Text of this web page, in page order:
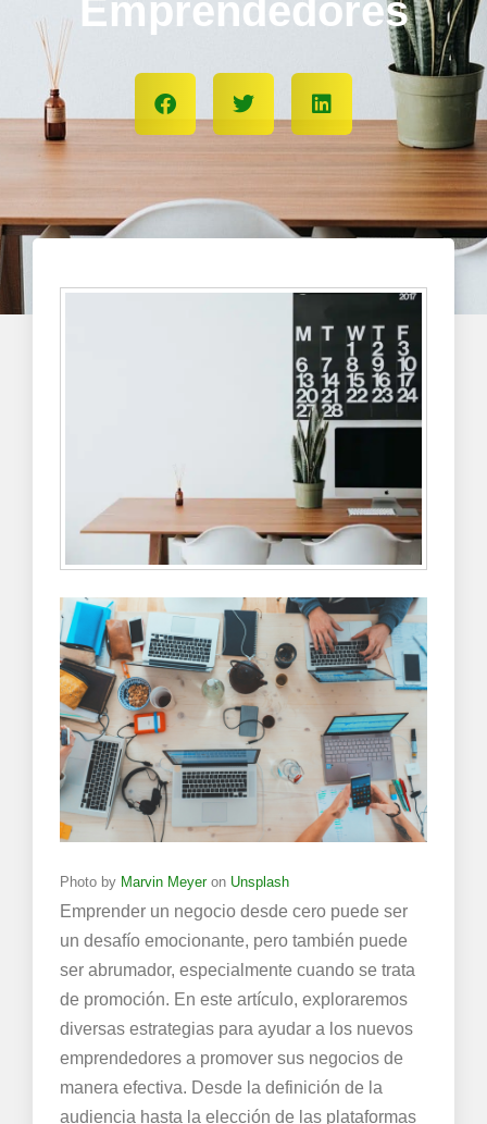
Emprendedores
Photo by Marvin Meyeron Unsplash
Emprender un negocio desde cero puede ser
un desafío emocionante, pero también puede
ser abrumador, especialmente cuando se trata
de promoción. En este artículo, exploraremos
diversas estrategias para ayudar a los nuevos
emprendedores a promover sus negocios de
manera efectiva. Desde la definición de la
audiencia hasta la elección de las plataformas